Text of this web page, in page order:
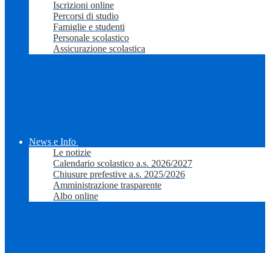
Iscrizioni online
Percorsi di studio
Famiglie e studenti
Personale scolastico
Assicurazione scolastica
News e Info
Le notizie
Calendario scolastico a.s. 2026/2027
Chiusure prefestive a.s. 2025/2026
Amministrazione trasparente
Albo online